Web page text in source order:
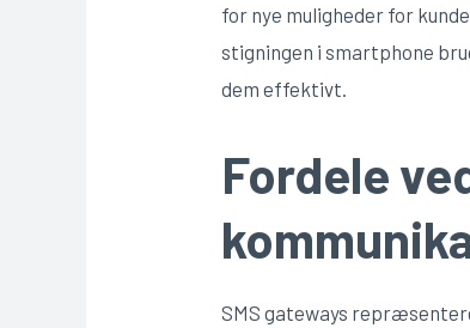
for nye muligheder for
stigningen i smartphone
dem effektivt.
Fordele
SMS gateways